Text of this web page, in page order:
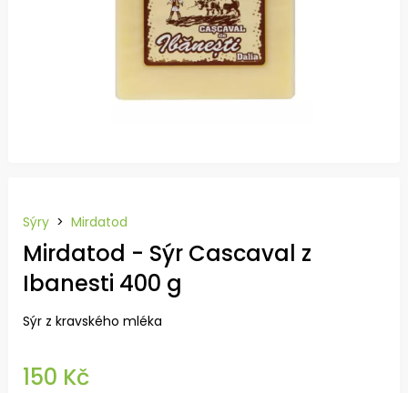
Sýry > Mirdatod
Mirdatod - Sýr Cascaval z
Ibanesti 400 g
Sýr z kravského mléka
150 Kč